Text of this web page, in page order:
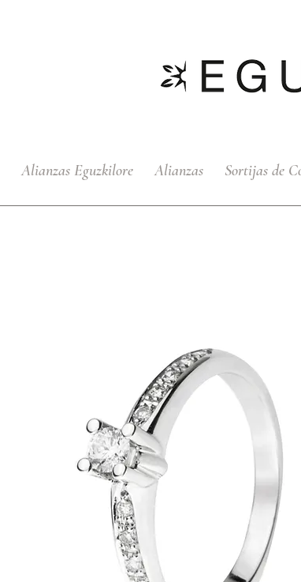
Alianzas Eguzkilore Alianzas Sortijas de